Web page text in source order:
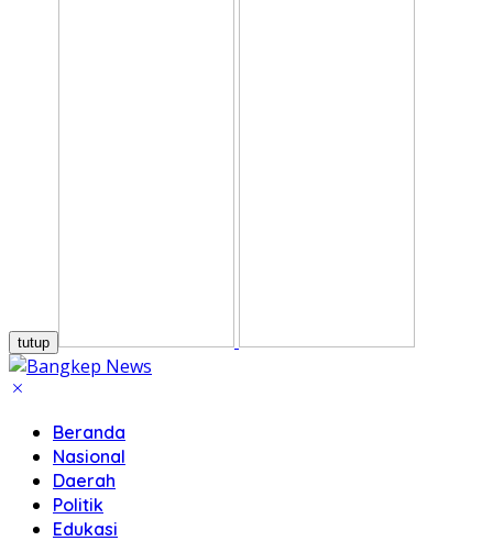
tutup
Beranda
Nasional
Daerah
Politik
Edukasi